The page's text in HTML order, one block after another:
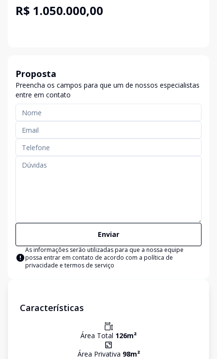
R$ 1.050.000,00
Proposta
Preencha os campos para que um de nossos especialistas
entre em contato
Enviar
As informações serão utilizadas para que a nossa equipe
possa entrar em contato de acordo com a política de
privacidade e termos de serviço
Características
Área Total 126m²
Área Privativa 98m²